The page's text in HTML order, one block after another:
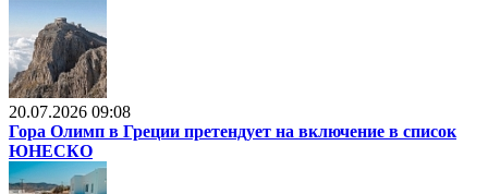
20.07.2026 09:08
Гора Олимп в Греции претендует на включение в список
ЮНЕСКО